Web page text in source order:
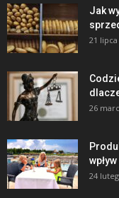
Jak
21 lipca
26
24